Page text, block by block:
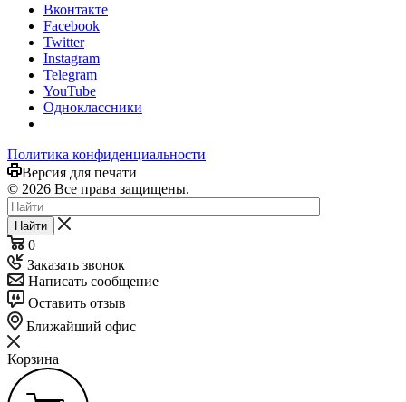
Вконтакте
Facebook
Twitter
Instagram
Telegram
YouTube
Одноклассники
Политика конфиденциальности
Версия для печати
© 2026 Все права защищены.
Найти
0
Заказать звонок
Написать сообщение
Оставить отзыв
Ближайший офис
Корзина